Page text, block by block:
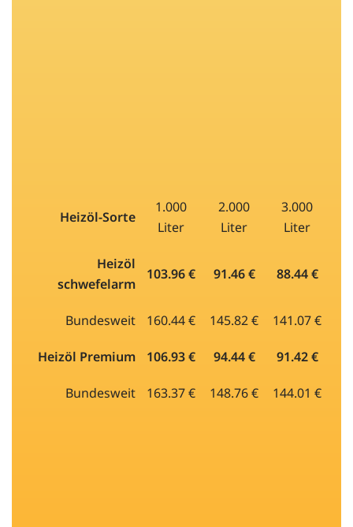
Heizöl-Sorte
1.000
Liter
2.000
Liter
3.000
Liter
Heizöl
schwefelarm
103.96 € 91.46 € 88.44 €
Bundesweit 160.44 € 145.82 € 141.07 €
Heizöl Premium 106.93 € 94.44 € 91.42 €
Bundesweit 163.37 € 148.76 € 144.01 €